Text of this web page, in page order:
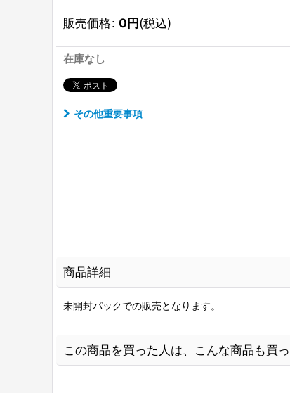
販売価格: 0円(税込)
在庫なし
その他重要事項
商品詳細
未開封パックでの販売となります。
この商品を買った人は、こんな商品も買